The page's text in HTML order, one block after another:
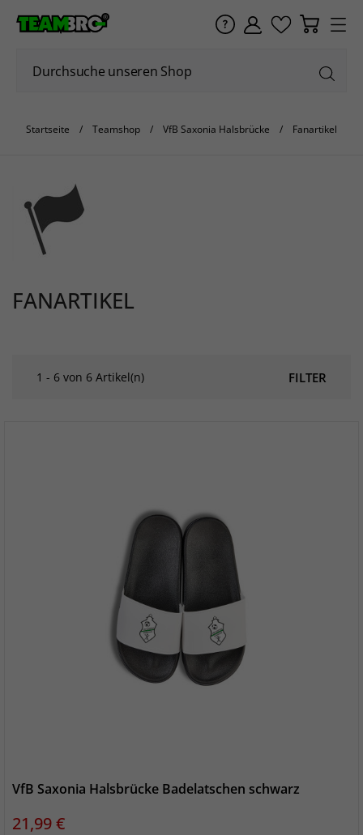
Startseite Teamshop VfB Saxonia Halsbrücke Fanartikel
FANARTIKEL
FILTER
1 - 6 von 6 Artikel(n)
VfB Saxonia Halsbrücke Badelatschen schwarz
Preis
21,99 €